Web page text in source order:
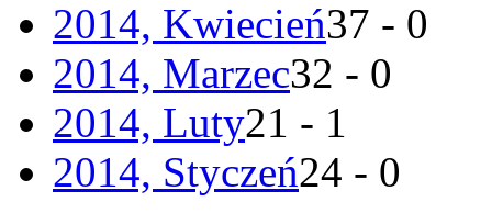
2014, Kwiecień37 - 0
2014, Marzec32 - 0
2014, Luty21 - 1
2014, Styczeń24 - 0